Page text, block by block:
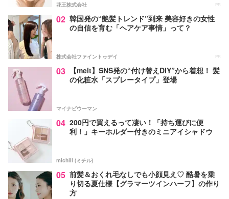
花王株式会社 PR
02 韓国発の“艶髪トレンド”到来 美容好きの女性
の自信を育む「ヘアケア事情」って？
株式会社ファイントゥデイ PR
03
【melt】SNS発の“付け替えDIY”から着想！ 髪
の化粧水「スプレータイプ」登場
マイナビウーマン
04 200円で買えるって凄い！「持ち運びに便
利！」キーホルダー付きのミニアイシャドウ
michill (ミチル)
05 前髪＆おくれ毛なしでも小顔見え♡ 酷暑を乗
り切る夏仕様【グラマーツインハーフ】の作り
方